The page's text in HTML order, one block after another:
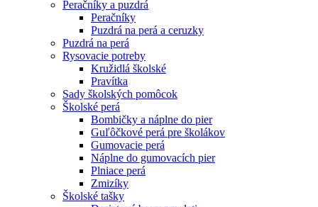
Peračníky a puzdrá
Peračníky
Puzdrá na perá a ceruzky
Puzdrá na perá
Rysovacie potreby
Kružidlá školské
Pravítka
Sady školských pomôcok
Školské perá
Bombičky a náplne do pier
Guľôčkové perá pre školákov
Gumovacie perá
Náplne do gumovacích pier
Plniace perá
Zmizíky
Školské tašky